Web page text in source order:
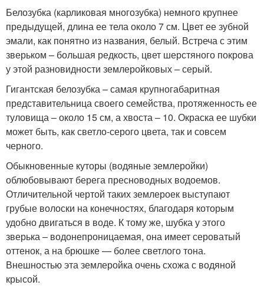
Белозубка (карликовая многозубка) немного крупнее
предыдущей, длина ее тела около 7 см. Цвет ее зубной
эмали, как понятно из названия, белый. Встреча с этим
зверьком – большая редкость, цвет шерстяного покрова
у этой разновидности землеройковых – серый.
Гигантская белозубка – самая крупногабаритная
представительница своего семейства, протяженность ее
туловища – около 15 см, а хвоста – 10. Окраска ее шубки
может быть, как светло-серого цвета, так и совсем
черного.
Обыкновенные куторы (водяные землеройки)
облюбовывают берега пресноводных водоемов.
Отличительной чертой таких землероек выступают
грубые волоски на конечностях, благодаря которым
удобно двигаться в воде. К тому же, шубка у этого
зверька – водонепроницаемая, она имеет сероватый
оттенок, а на брюшке — более светлого тона.
Внешностью эта землеройка очень схожа с водяной
крысой.